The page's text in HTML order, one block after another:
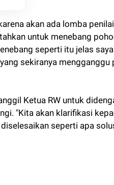
akan ada lomba
untuk menebang
seperti itu jelas
sekiranya
Ketua RW untuk
"Kita akan klarifikasi
seperti apa